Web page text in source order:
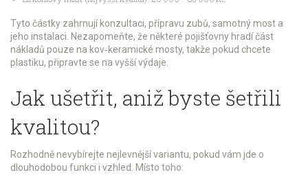
Tyto částky zahrnují konzultaci, přípravu zubů, samotný most a
jeho instalaci. Nezapomeňte, že některé pojišťovny hradí část
nákladů pouze na kov‑keramické mosty, takže pokud chcete
plastiku, připravte se na vyšší výdaje.
Jak ušetřit, aniž byste šetřili
kvalitou?
Rozhodně nevybírejte nejlevnější variantu, pokud vám jde o
dlouhodobou funkci i vzhled. Místo toho: